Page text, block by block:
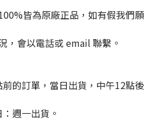
皆為原廠正品，如有假我們願
，會以電話或 email 聯繫。
的訂單，當日出貨，中午12點後
週一出貨。